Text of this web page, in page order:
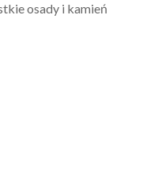
osady i kamień